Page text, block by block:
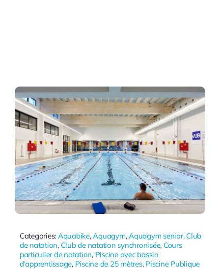
Categories: Aquabike,Aquagym,Aquagym senior, Club
de natation, Club de natation synchronisée, Cours
particulier de natation, Piscine avec bassin
d'apprentissage, Piscine de 25 mètres, Piscine Publique